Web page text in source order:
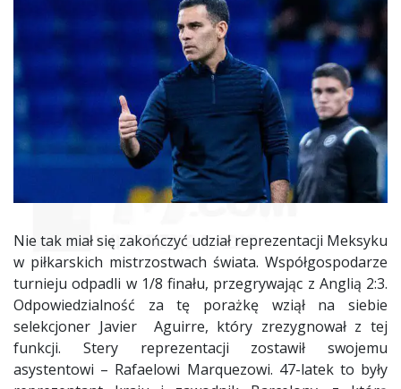
Nie tak miał się zakończyć udział reprezentacji Meksyku
w piłkarskich mistrzostwach świata. Współgospodarze
turnieju odpadli w 1/8 finału, przegrywając z Anglią 2:3.
Odpowiedzialność za tę porażkę wziął na siebie
selekcjoner Javier Aguirre, który zrezygnował z tej
funkcji. Stery reprezentacji zostawił swojemu
asystentowi – Rafaelowi Marquezowi. 47-latek to były